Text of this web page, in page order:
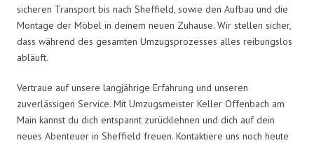
sicheren Transport bis nach Sheffield, sowie den Aufbau und die
Montage der Möbel in deinem neuen Zuhause. Wir stellen sicher,
dass während des gesamten Umzugsprozesses alles reibungslos
abläuft.
Vertraue auf unsere langjährige Erfahrung und unseren
zuverlässigen Service. Mit Umzugsmeister Keller Offenbach am
Main kannst du dich entspannt zurücklehnen und dich auf dein
neues Abenteuer in Sheffield freuen. Kontaktiere uns noch heute